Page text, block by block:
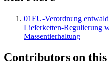
01EU-Verordnung
Lieferketten-Regulierung
Massentierhaltung
Contributors on this